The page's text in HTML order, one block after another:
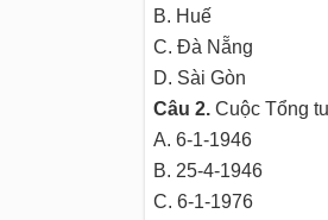
B. Huế
C. Đà Nẵng
D. Sài Gòn
Câu 2.Cuộc Tổng
A. 6-1-1946
B. 25-4-1946
C. 6-1-1976